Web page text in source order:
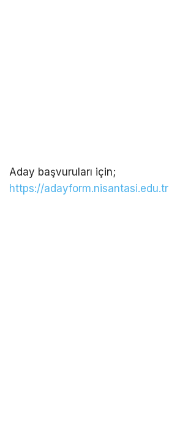
Aday başvuruları için;
https://adayform.nisantasi.edu.tr